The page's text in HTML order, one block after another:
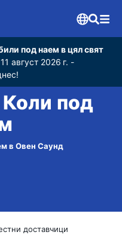
под наем в цял свят
август 2026 г. -
под
в Овен Саунд
доставчици